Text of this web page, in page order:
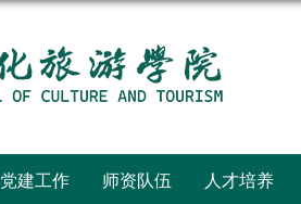
党建工作 师资队伍 人才培养